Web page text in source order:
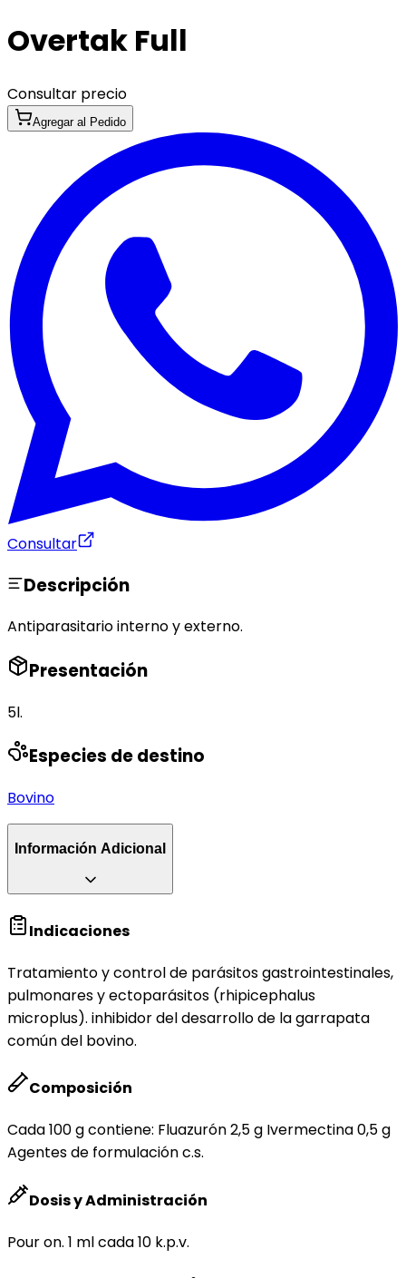
Overtak Full
Consultar precio
Agregar al Pedido
Consultar
Descripción
Antiparasitario interno y externo.
Presentación
5l.
Especies de destino
Bovino
Información Adicional
Indicaciones
Tratamiento y control de parásitos gastrointestinales,
pulmonares y ectoparásitos (rhipicephalus
microplus). inhibidor del desarrollo de la garrapata
común del bovino.
Composición
Cada 100 g contiene: Fluazurón 2,5 g Ivermectina 0,5 g
Agentes de formulación c.s.
Dosis y Administración
Pour on. 1 ml cada 10 k.p.v.